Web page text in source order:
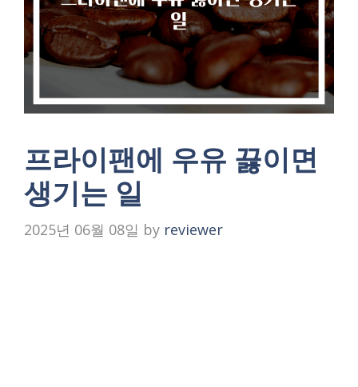
프라이팬에 우유 끓이면
생기는 일
2025년 06월 08일 by reviewer